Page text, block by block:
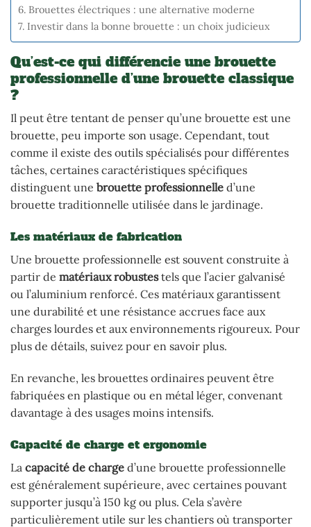
Brouettes électriques : une alternative moderne
Investir dans la bonne brouette : un choix judicieux
Qu’est-ce qui différencie une brouette
professionnelle d’une brouette classique
?
Il peut être tentant de penser qu’une brouette est une
brouette, peu importe son usage. Cependant, tout
comme il existe des outils spécialisés pour différentes
tâches, certaines caractéristiques spécifiques
distinguent une brouette professionnelle d’une
brouette traditionnelle utilisée dans le jardinage.
Les matériaux de fabrication
Une brouette professionnelle est souvent construite à
partir de matériaux robustestels que l’acier galvanisé
ou l’aluminium renforcé. Ces matériaux garantissent
une durabilité et une résistance accrues face aux
charges lourdes et aux environnements rigoureux. Pour
plus de détails, suivez pour en savoir plus.
En revanche, les brouettes ordinaires peuvent être
fabriquées en plastique ou en métal léger, convenant
davantage à des usages moins intensifs.
Capacité de charge et ergonomie
La capacité de charge d’une brouette professionnelle
est généralement supérieure, avec certaines pouvant
supporter jusqu’à 150 kg ou plus. Cela s’avère
particulièrement utile sur les chantiers où transporter